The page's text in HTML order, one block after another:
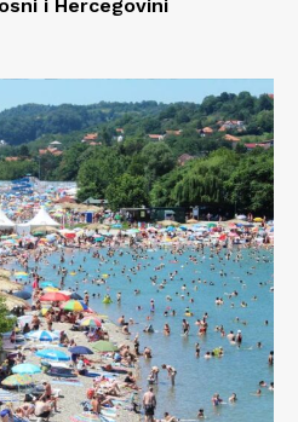
i Hercegovini